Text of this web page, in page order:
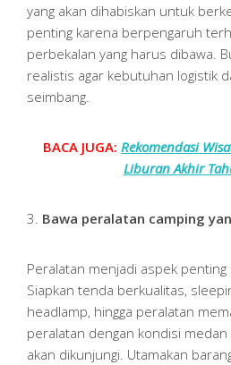
yang akan dihabiskan untuk
penting karena berpengaruh
perbekalan yang harus dibawa.
realistis agar kebutuhan logistik
seimbang.
BACA JUGA: Rekomendasi
Liburan Akhir
3. Bawa peralatan camping
Peralatan menjadi aspek penting
Siapkan tenda berkualitas,
headlamp, hingga peralatan
peralatan dengan kondisi medan
akan dikunjungi. Utamakan